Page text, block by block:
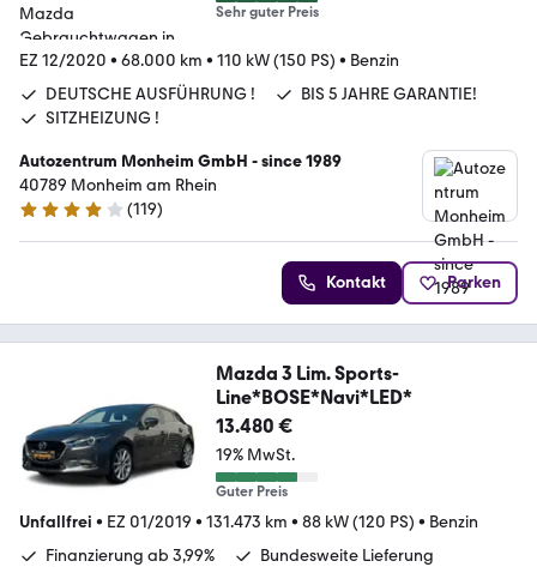
Sehr guter Preis
EZ 12/2020 • 68.000 km • 110 kW (150 PS) • Benzin
DEUTSCHE AUSFÜHRUNG !
BIS 5 JAHRE GARANTIE!
SITZHEIZUNG !
Autozentrum Monheim GmbH - since 1989
40789 Monheim am Rhein
4 Sterne
(119)
Kontakt Parken
Mazda 3 Lim. Sports-
Line*BOSE*Navi*LED*
13.480 €
19% MwSt.
Guter Preis
Unfallfrei • EZ 01/2019 • 131.473 km • 88 kW (120 PS) • Benzin
Finanzierung ab 3,99%
Bundesweite Lieferung